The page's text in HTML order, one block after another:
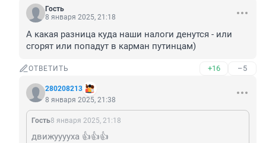
Гость
8 января 2025, 21:18
А какая разница куда наши налоги денутся - или
сгорят или попадут в карман путинцам)
ОТВЕТИТЬ +16 –5
280208213
8 января 2025, 21:38
Гость8 января 2025, 21:18
движууууха 👍👍👍